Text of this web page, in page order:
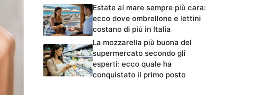
Estate al mare sempre più cara:
ecco dove ombrellone e lettini
costano di più in Italia
La mozzarella più buona del
supermercato secondo gli
esperti: ecco quale ha
conquistato il primo posto